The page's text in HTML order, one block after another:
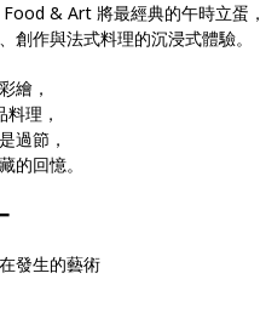
& Art 將最經典的午時立蛋，
創作與法式料理的沉浸式體驗。
繪，
理，
過節，
的回憶。
發生的藝術